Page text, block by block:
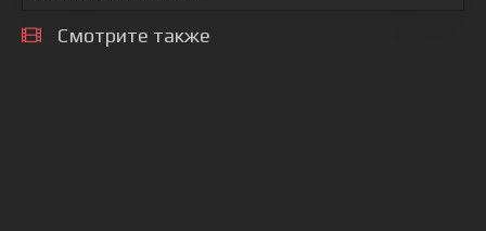
Смотрите также